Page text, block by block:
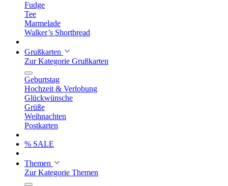
Fudge
Tee
Marmelade
Walker’s Shortbread
Grußkarten
Zur Kategorie Grußkarten
Geburtstag
Hochzeit & Verlobung
Glückwünsche
Grüße
Weihnachten
Postkarten
% SALE
Themen
Zur Kategorie Themen